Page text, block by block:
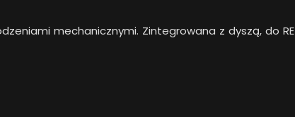
mechanicznymi. Zintegrowana z dyszą, do RE